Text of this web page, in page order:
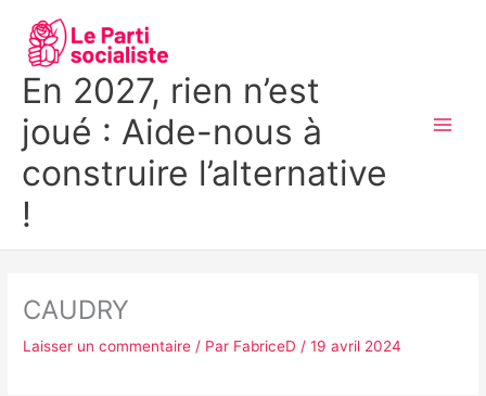
contenu
En 2027, rien n’est
joué : Aide-nous à
construire l’alternative
!
CAUDRY
Laisser un commentaire / Par FabriceD/19 avril 2024